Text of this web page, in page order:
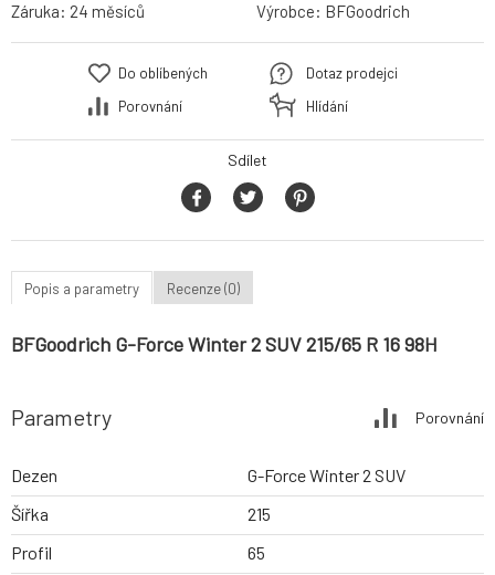
Záruka: 24 měsíců Výrobce: BFGoodrich
Do oblíbených
Porovnání
Dotaz prodejci
Hlídání
Sdílet
Popis a parametry Recenze (0)
BFGoodrich G-Force Winter 2 SUV 215/65 R 16 98H
Parametry Porovnání
Dezen
G-Force Winter 2 SUV
Šířka
215
Profil
65